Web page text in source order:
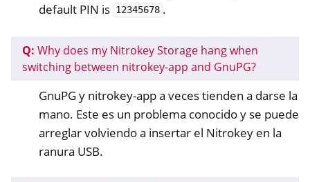
default PIN is 12345678 .
Q: Why does my Nitrokey Storage hang when
switching between nitrokey-app and GnuPG?
GnuPG y nitrokey-app a veces tienden a darse la
mano. Este es un problema conocido y se puede
arreglar volviendo a insertar el Nitrokey en la
ranura USB.